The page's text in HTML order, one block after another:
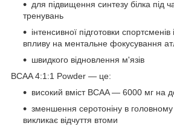
для підвищення синтезу білка під
тренувань
інтенсивної підготовки
впливу на ментальне фокусування
швидкого відновлення м'язів
BCAA 4:1:1 Powder — це:
високий вміст BCAA — 6000 мг на
зменшення серотоніну в головному
викликає відчуття втоми